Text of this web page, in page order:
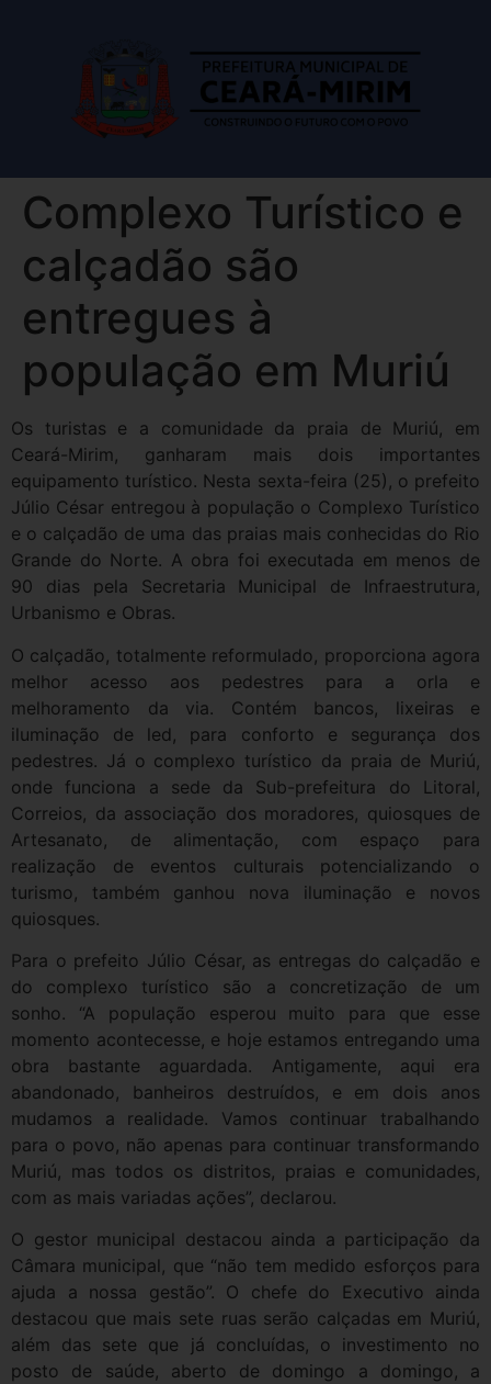
Complexo Turístico e
calçadão são
entregues à
população em Muriú
Os turistas e a comunidade da praia de Muriú, em
Ceará-Mirim, ganharam mais dois importantes
equipamento turístico. Nesta sexta-feira (25), o prefeito
Júlio César entregou à população o Complexo Turístico
e o calçadão de uma das praias mais conhecidas do Rio
Grande do Norte. A obra foi executada em menos de
90 dias pela Secretaria Municipal de Infraestrutura,
Urbanismo e Obras.
O calçadão, totalmente reformulado, proporciona agora
melhor acesso aos pedestres para a orla e
melhoramento da via. Contém bancos, lixeiras e
iluminação de led, para conforto e segurança dos
pedestres. Já o complexo turístico da praia de Muriú,
onde funciona a sede da Sub-prefeitura do Litoral,
Correios, da associação dos moradores, quiosques de
Artesanato, de alimentação, com espaço para
realização de eventos culturais potencializando o
turismo, também ganhou nova iluminação e novos
quiosques.
Para o prefeito Júlio César, as entregas do calçadão e
do complexo turístico são a concretização de um
sonho. “A população esperou muito para que esse
momento acontecesse, e hoje estamos entregando uma
obra bastante aguardada. Antigamente, aqui era
abandonado, banheiros destruídos, e em dois anos
mudamos a realidade. Vamos continuar trabalhando
para o povo, não apenas para continuar transformando
Muriú, mas todos os distritos, praias e comunidades,
com as mais variadas ações”, declarou.
O gestor municipal destacou ainda a participação da
Câmara municipal, que “não tem medido esforços para
ajuda a nossa gestão”. O chefe do Executivo ainda
destacou que mais sete ruas serão calçadas em Muriú,
além das sete que já concluídas, o investimento no
posto de saúde, aberto de domingo a domingo, a